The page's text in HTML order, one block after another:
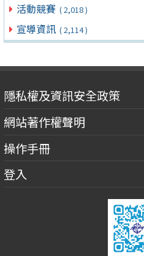
活動競賽 ( 2,018 )
宣導資訊 ( 2,114 )
隱私權及資訊安全政策
網站著作權聲明
操作手冊
登入